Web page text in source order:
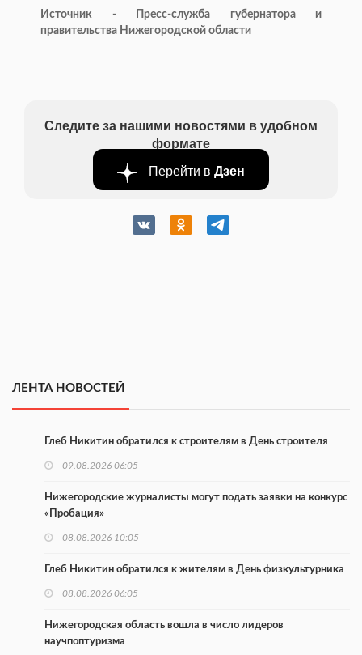
Источник - Пресс-служба губернатора и
правительства Нижегородской области
Следите за нашими новостями в удобном
формате
Перейти в Дзен
ЛЕНТА НОВОСТЕЙ
Глеб Никитин обратился к строителям в День строителя
09.08.2026 06:05
Нижегородские журналисты могут подать заявки на конкурс
«Пробация»
08.08.2026 10:05
Глеб Никитин обратился к жителям в День физкультурника
08.08.2026 06:05
Нижегородская область вошла в число лидеров
научпоптуризма